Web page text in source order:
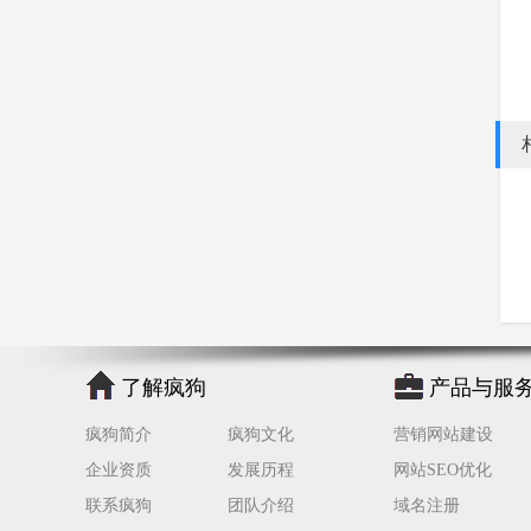
了解疯狗
疯狗简介
疯狗文化
企业资质
发展历程
联系疯狗
团队介绍
产品与服
营销网站建设
网站SEO优化
域名注册